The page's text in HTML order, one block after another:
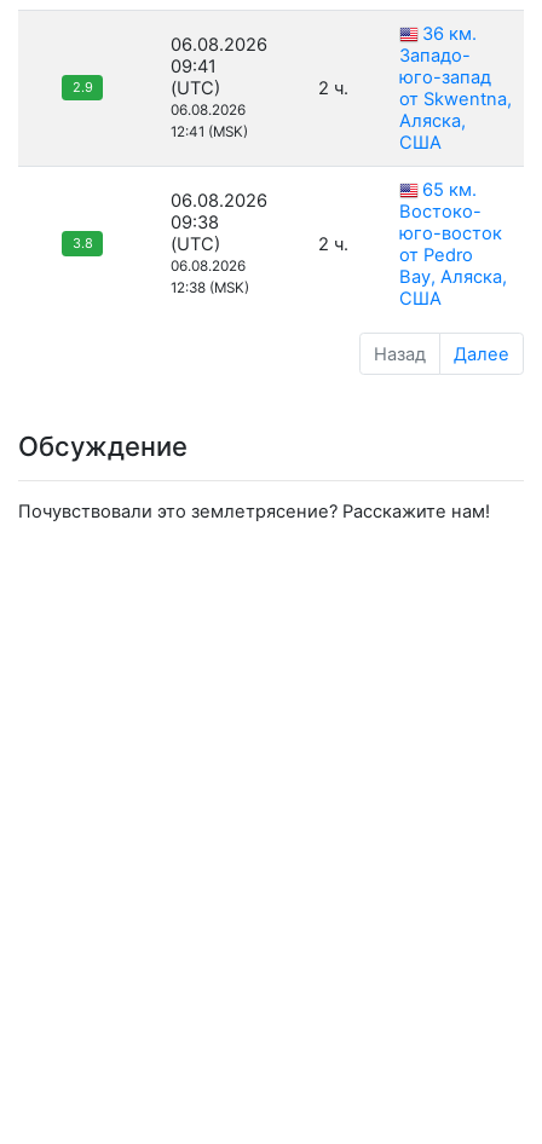
2.9
06.08.2026
09:41
(UTC)
06.08.2026
12:41 (MSK)
2 ч.
36 км.
Западо-
юго-запад
от Skwentna,
Аляска,
США
3.8
06.08.2026
09:38
(UTC)
06.08.2026
12:38 (MSK)
2 ч.
65 км.
Востоко-
юго-восток
от Pedro
Bay, Аляска,
США
Назад Далее
Обсуждение
Почувствовали это землетрясение? Расскажите нам!